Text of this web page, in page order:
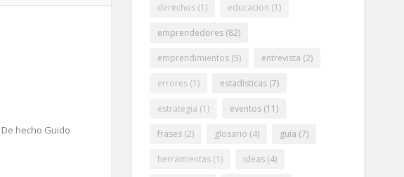
hecho Guido
derechos (1) educacion (1)
emprendedores (82)
emprendimientos (5) entrevista (2)
errores (1) estadisticas (7)
estrategia (1) eventos (11)
frases (2) glosario (4) guia (7)
herramientas (1) ideas (4)